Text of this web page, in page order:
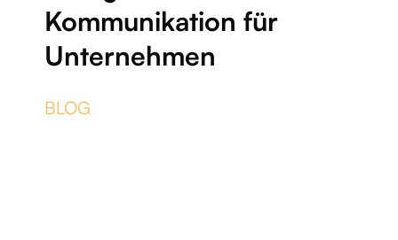
Kommunikation für
Unternehmen
BLOG